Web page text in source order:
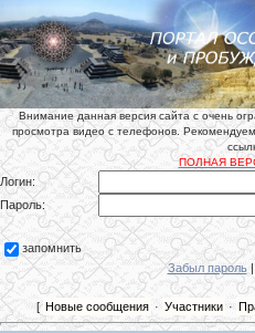
Внимание данная версия сайта с очень
просмотра видео с телефонов.
ПОЛНАЯ
Логин:
Пароль:
запомнить
Забыл пароль|
[ Новые сообщения · Участники ·